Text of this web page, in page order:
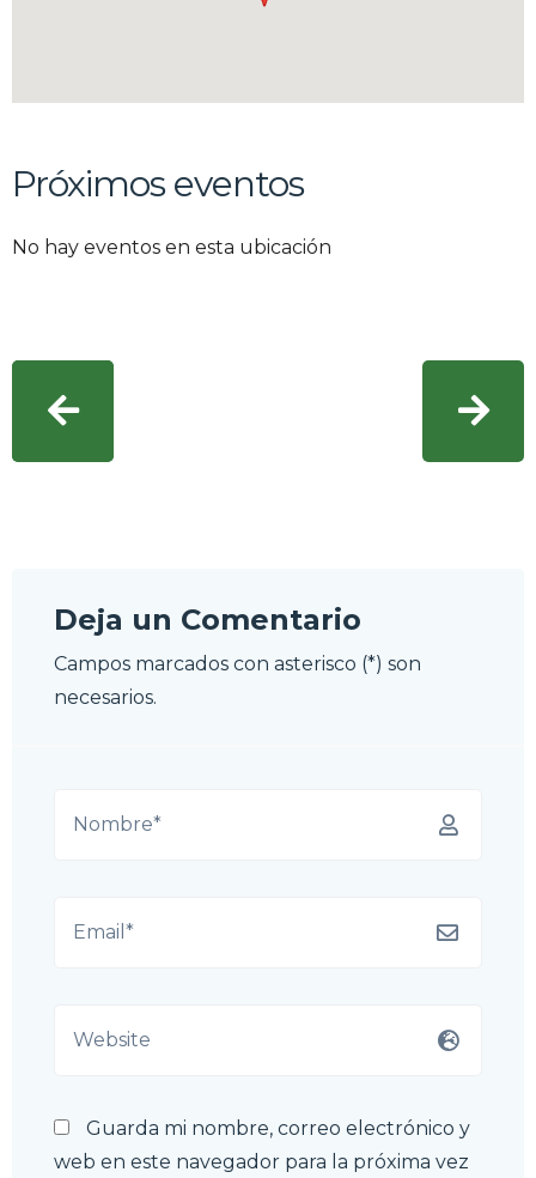
Próximos eventos
No hay eventos en esta ubicación
Deja un Comentario
Campos marcados con asterisco (*) son
necesarios.
Guarda mi nombre, correo electrónico y
web en este navegador para la próxima vez